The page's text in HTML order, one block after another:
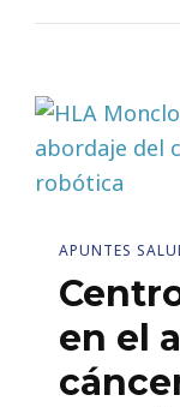
APUNTES
en el